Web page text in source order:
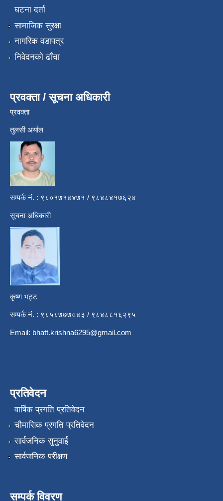
घटना दर्ता
सामाजिक सुरक्षा
नागरिक वडापत्र
निवेदनको ढाँचा
प्रवक्ता / सूचना अधिकारी
प्रवक्ता
तुलसी अर्याल
सम्पर्क नं. : ९८०१७१४४७१ / ९८४८४१७६२४
सूचना अधिकारी
कृष्ण भट्ट
सम्पर्क नं. : ९८५८७७७०४३ / ९८४८८१६२९५
Email: bhatt.krishna6295@gmail.com
प्रतिवेदन
वार्षिक प्रगति प्रतिवेदन
चौमासिक प्रगति प्रतिवेदन
सार्वजनिक सुनुवाई
सार्वजनिक परीक्षण
सम्पर्क विवरण